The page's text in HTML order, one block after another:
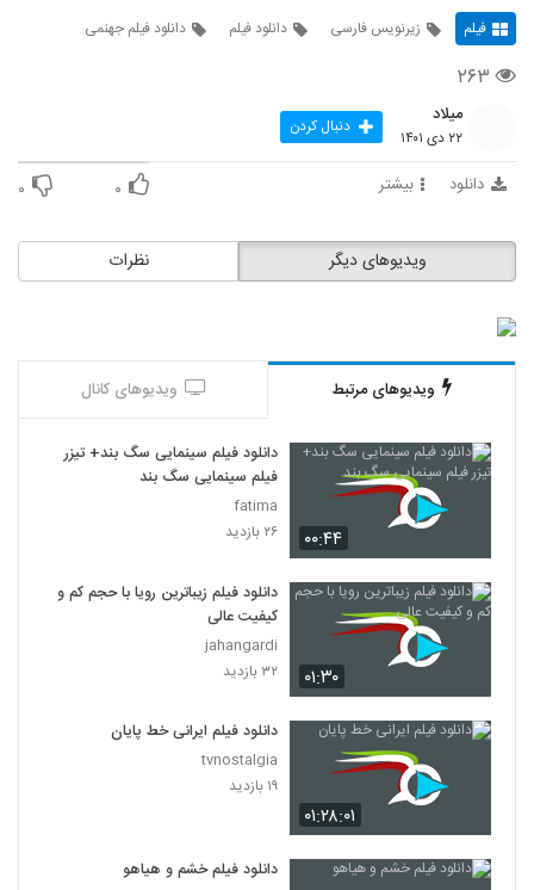
فیلم زیرنویس فارسی دانلود فیلم دانلود فیلم جهنمی
۲۶۳
میلاد
۲۲ دی ۱۴۰۱ دنبال کردن
دانلود بیشتر ۰ ۰
نظرات ویدیوهای دیگر
ویدیوهای مرتبط ویدیوهای کانال
۰۰:۴۴
دانلود فیلم سینمایی سگ بند+ تیزر
فیلم سینمایی سگ بند
fatima
۲۶ بازدید
۰۱:۳۰
دانلود فیلم زیباترین رویا با حجم کم و
کیفیت عالی
jahangardi
۳۲ بازدید
۰۱:۲۸:۰۱
دانلود فیلم ایرانی خط پایان
tvnostalgia
۱۹ بازدید
دانلود فیلم خشم و هیاهو